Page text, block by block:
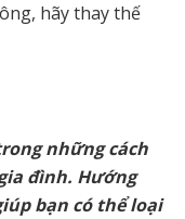
hãy thay thế
những cách
đình. Hướng
bạn có thể loại